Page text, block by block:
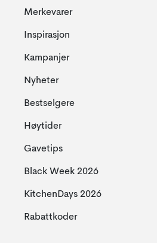
Merkevarer
Inspirasjon
Kampanjer
Nyheter
Bestselgere
Høytider
Gavetips
Black Week 2026
KitchenDays 2026
Rabattkoder